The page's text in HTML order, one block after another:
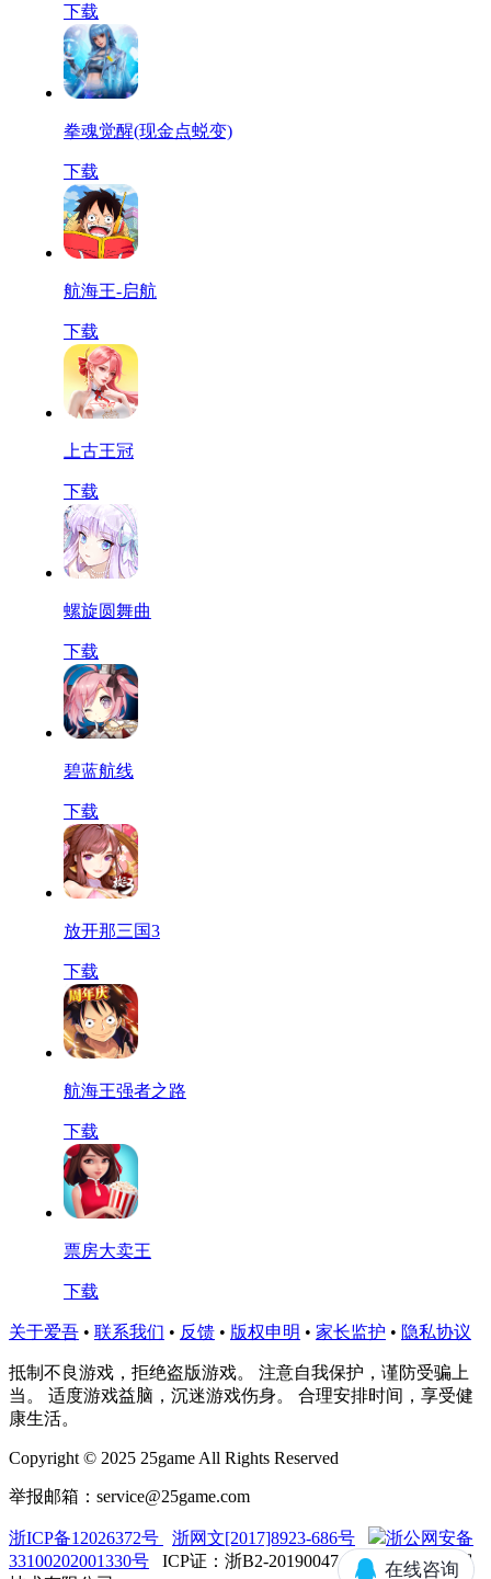
下载
拳魂觉醒(现金点蜕变)
下载
航海王-启航
下载
上古王冠
下载
螺旋圆舞曲
下载
碧蓝航线
下载
放开那三国3
下载
航海王强者之路
下载
票房大卖王
下载
关于爱吾 • 联系我们 • 反馈 • 版权申明 • 家长监护 • 隐私协议
抵制不良游戏，拒绝盗版游戏。 注意自我保护，谨防受骗上
当。 适度游戏益脑，沉迷游戏伤身。 合理安排时间，享受健
康生活。
Copyright © 2025 25game All Rights Reserved
举报邮箱：service@25game.com
浙ICP备12026372号 浙网文[2017]8923-686号
浙公网安备
33100202001330号 ICP证：浙B2-20190047 台州市爱吾信息